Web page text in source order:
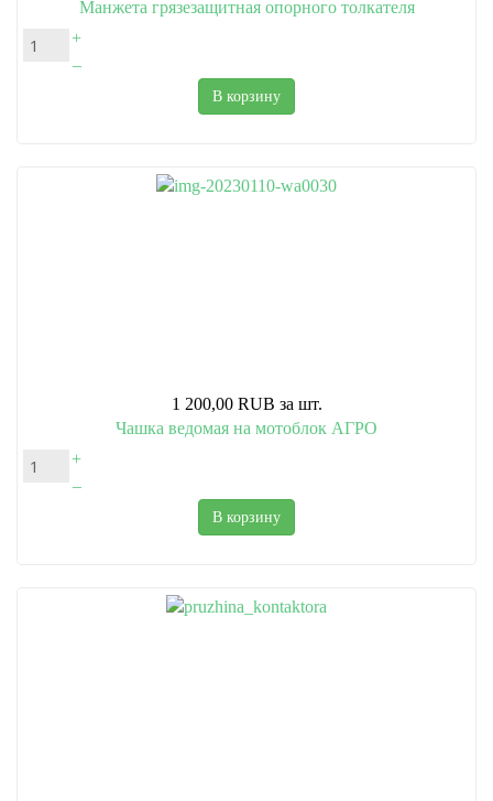
Манжета грязезащитная опорного толкателя
+
–
В корзину
1 200,00 RUB за шт.
Чашка ведомая на мотоблок АГРО
+
–
В корзину